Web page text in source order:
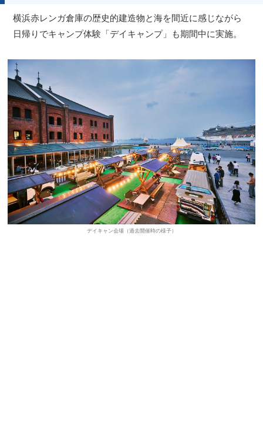
横浜赤レンガ倉庫の歴史的建造物と海を間近に感じながら
日帰りでキャンプ体験「デイキャンプ」も期間中に実施。
デイキャン会場（過去開催時の様子）